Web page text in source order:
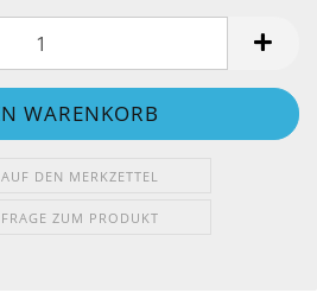
AUF DEN MERKZETTEL
FRAGE ZUM PRODUKT